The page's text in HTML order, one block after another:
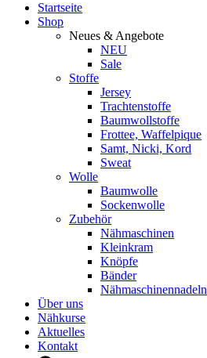
Startseite
Shop
Neues & Angebote
NEU
Sale
Stoffe
Jersey
Trachtenstoffe
Baumwollstoffe
Frottee, Waffelpique
Samt, Nicki, Kord
Sweat
Wolle
Baumwolle
Sockenwolle
Zubehör
Nähmaschinen
Kleinkram
Knöpfe
Bänder
Nähmaschinennadeln
Über uns
Nähkurse
Aktuelles
Kontakt